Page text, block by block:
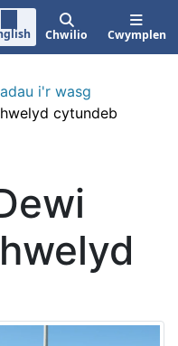
Chwilio Cwymplen
i'r wasg
cytundeb